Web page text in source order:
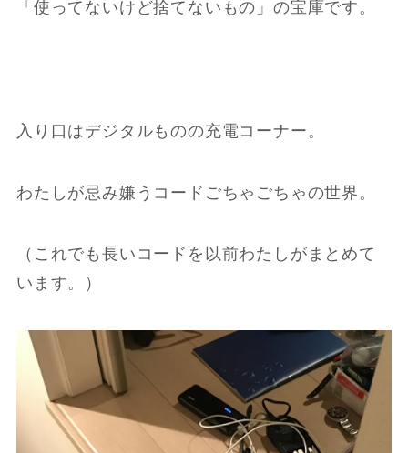
「使ってないけど捨てないもの」の宝庫です。
入り口はデジタルものの充電コーナー。
わたしが忌み嫌うコードごちゃごちゃの世界。
（これでも長いコードを以前わたしがまとめて
います。）